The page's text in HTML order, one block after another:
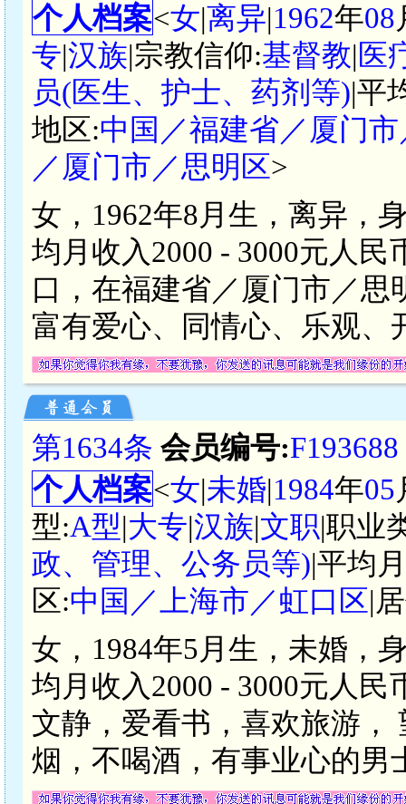
个人档案<女|离异|1962年08
专|汉族|宗教信仰:基督教| 医
员(医生、护士、药剂等)|平
地区:中国／福建省／厦门
／厦门市／思明区>
女，1962年8月生，离异，
均月收入2000 - 3000元人
口，在福建省／厦门市／
富有爱心、同情心、乐观、
第1634条 会员编号:F193688
个人档案<女|未婚|1984年05
型:A型|大专|汉族|文职|职业
政、管理、公务员等)|平均
区:中国／上海市／虹口区|
女，1984年5月生，未婚，
均月收入2000 - 3000元人
文静，爱看书，喜欢旅游，
烟，不喝酒，有事业心的男